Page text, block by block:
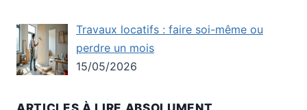
Travaux locatifs : faire soi-même ou
perdre un mois
15/05/2026